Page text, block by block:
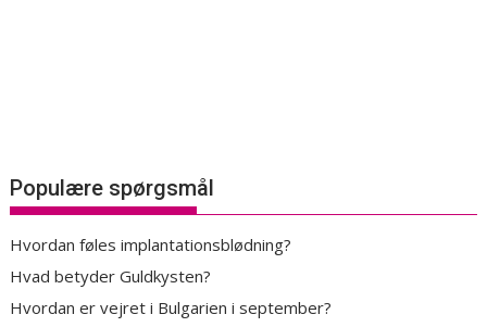
Populære spørgsmål
Hvordan føles implantationsblødning?
Hvad betyder Guldkysten?
Hvordan er vejret i Bulgarien i september?